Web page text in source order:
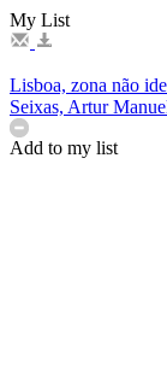
My List
Lisboa, zona não
Seixas, Artur
Add to my list